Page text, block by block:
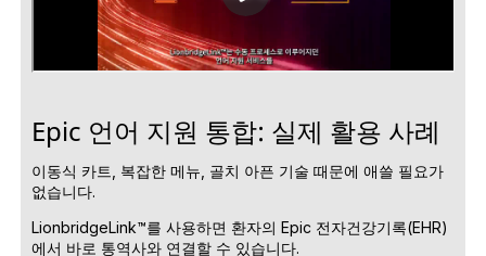
Epic 언어 지원 통합: 실제 활용 사례
이동식 카트, 복잡한 메뉴, 골치 아픈 기술 때문에 애쓸 필요가
없습니다.
LionbridgeLink™를 사용하면 환자의 Epic 전자건강기록(EHR)
에서 바로 통역사와 연결할 수 있습니다.